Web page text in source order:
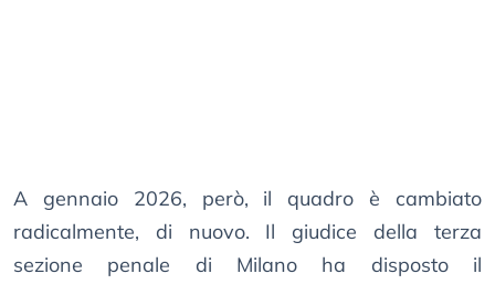
A gennaio 2026, però, il quadro è cambiato
radicalmente, di nuovo. Il giudice della terza
sezione penale di Milano ha disposto il